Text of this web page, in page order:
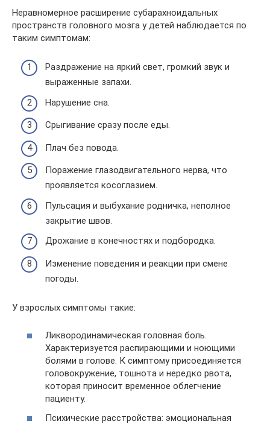
Неравномерное расширение субарахноидальных
пространств головного мозга у детей наблюдается по
таким симптомам:
Раздражение на яркий свет, громкий звук и
выраженные запахи.
Нарушение сна.
Срыгивание сразу после еды.
Плач без повода.
Поражение глазодвигательного нерва, что
проявляется косоглазием.
Пульсация и выбухание родничка, неполное
закрытие швов.
Дрожание в конечностях и подбородка.
Изменение поведения и реакции при смене
погоды.
У взрослых симптомы такие:
Ликвородинамическая головная боль.
Характеризуется распирающими и ноющими
болями в голове. К симптому присоединяется
головокружение, тошнота и нередко рвота,
которая приносит временное облегчение
пациенту.
Психические расстройства: эмоциональная